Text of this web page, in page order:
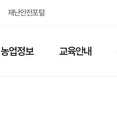
재난안전포털
농업정보 교육안내